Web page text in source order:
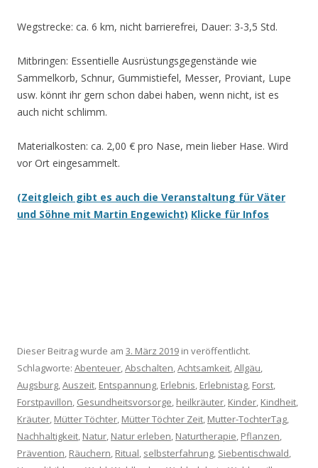
Wegstrecke: ca. 6 km, nicht barrierefrei, Dauer: 3-3,5 Std.
Mitbringen: Essentielle Ausrüstungsgegenstände wie
Sammelkorb, Schnur, Gummistiefel, Messer, Proviant, Lupe
usw. könnt ihr gern schon dabei haben, wenn nicht, ist es
auch nicht schlimm.
Materialkosten: ca. 2,00 € pro Nase, mein lieber Hase. Wird
vor Ort eingesammelt.
(Zeitgleich gibt es auch die Veranstaltung für Väter
und Söhne mit Martin Engewicht) Klicke für Infos
Dieser Beitrag wurde am 3. März 2019 in veröffentlicht.
Schlagworte: Abenteuer,Abschalten,Achtsamkeit,Allgäu,
Augsburg,Auszeit, Entspannung, Erlebnis, Erlebnistag, Forst,
Forstpavillon, Gesundheitsvorsorge, heilkräuter, Kinder, Kindheit,
Kräuter, Mütter Töchter, Mütter Töchter Zeit, Mutter-TochterTag,
Nachhaltigkeit, Natur, Natur erleben, Naturtherapie, Pflanzen,
Prävention, Räuchern, Ritual, selbsterfahrung, Siebentischwald,